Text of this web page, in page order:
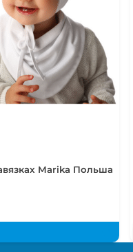
Marika Польша